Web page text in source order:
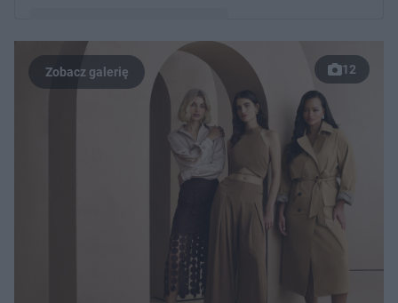
Post udostępniony przez WorldStar Hip Hop / WSHH
12